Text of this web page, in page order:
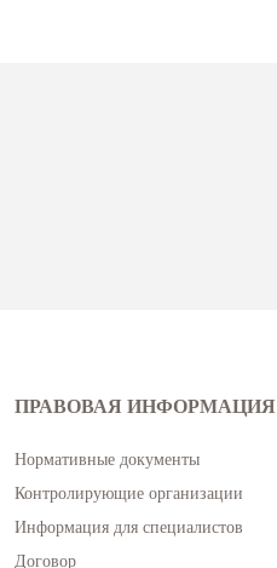
ПРАВОВАЯ ИНФОРМАЦИЯ
Нормативные документы
Контролирующие организации
Информация для специалистов
Договор